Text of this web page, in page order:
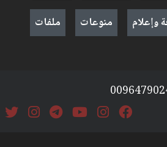
وإعلام منوعات ملفات